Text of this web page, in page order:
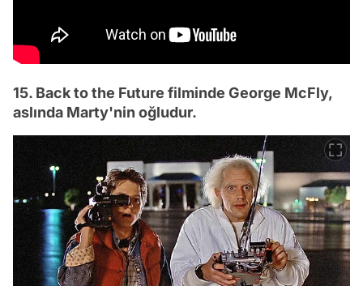
15. Back to the Future filminde George McFly,
aslında Marty'nin oğludur.